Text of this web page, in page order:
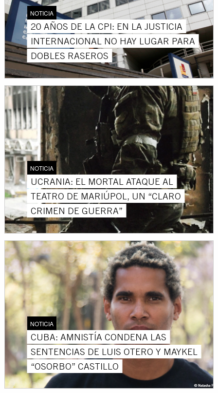
NOTICIA
20 AÑOS DE LA CPI: EN LA JUSTICIA
INTERNACIONAL NO HAY LUGAR PARA
DOBLES RASEROS
NOTICIA
UCRANIA: EL MORTAL ATAQUE AL
TEATRO DE MARIÚPOL, UN “CLARO
CRIMEN DE GUERRA”
NOTICIA
CUBA: AMNISTÍA CONDENA LAS
SENTENCIAS DE LUIS OTERO Y MAYKEL
“OSORBO” CASTILLO